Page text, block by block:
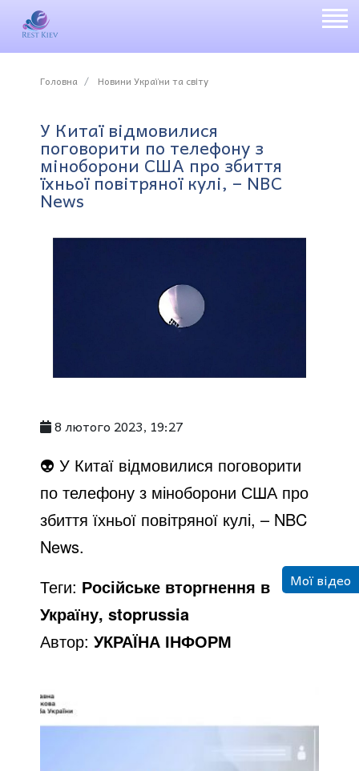
Головна Новини України та світу
У Китаї відмовилися
поговорити по телефону з
міноборони США про збиття
їхньої повітряної кулі, – NBC
News
8 лютого 2023, 19:27
👽 У Китаї відмовилися поговорити
по телефону з міноборони США про
збиття їхньої повітряної кулі, – NBC
News.
Теги: Російське вторгнення в
Україну, stoprussia
Автор:УКРАЇНА ІНФОРМ
Мої відео